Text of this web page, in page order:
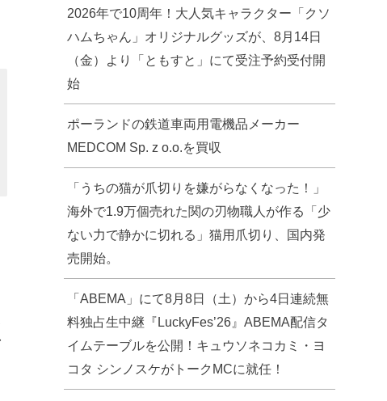
2026年で10周年！大人気キャラクター「クソ
ハムちゃん」オリジナルグッズが、8月14日
（金）より「ともすと」にて受注予約受付開
始
ポーランドの鉄道車両用電機品メーカー
MEDCOM Sp. z o.o.を買収
「うちの猫が爪切りを嫌がらなくなった！」
海外で1.9万個売れた関の刃物職人が作る「少
ない力で静かに切れる」猫用爪切り、国内発
売開始。
「ABEMA」にて8月8日（土）から4日連続無
料独占生中継『LuckyFes’26』ABEMA配信タ
イムテーブルを公開！キュウソネコカミ・ヨ
コタ シンノスケがトークMCに就任！